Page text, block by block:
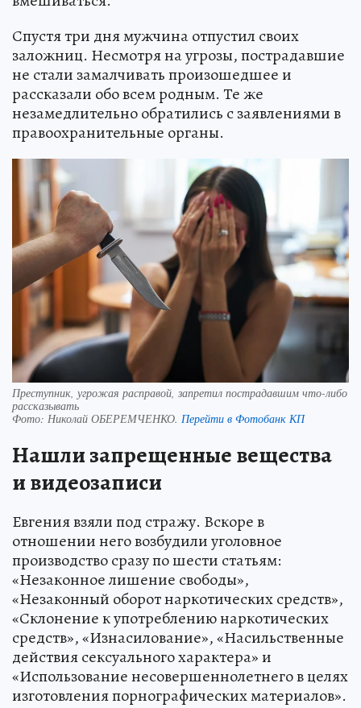
Спустя три дня мужчина отпустил своих
заложниц. Несмотря на угрозы, пострадавшие
не стали замалчивать произошедшее и
рассказали обо всем родным. Те же
незамедлительно обратились с заявлениями в
правоохранительные органы.
Преступник, угрожая расправой, запретил пострадавшим что-либо
рассказывать
Фото: Николай ОБЕРЕМЧЕНКО. Перейти в Фотобанк КП
Нашли запрещенные вещества
и видеозаписи
Евгения взяли под стражу. Вскоре в
отношении него возбудили уголовное
производство сразу по шести статьям:
«Незаконное лишение свободы»,
«Незаконный оборот наркотических средств»,
«Склонение к употреблению наркотических
средств», «Изнасилование», «Насильственные
действия сексуального характера» и
«Использование несовершеннолетнего в целях
изготовления порнографических материалов».